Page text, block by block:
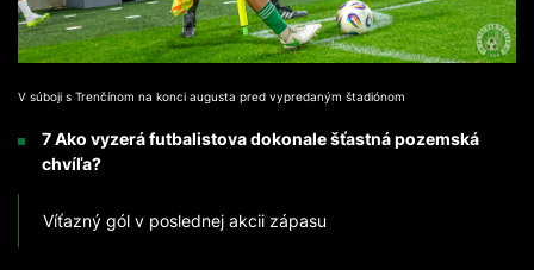
V súboji s Trenčínom na konci augusta pred vypredaným štadiónom
7 Ako vyzerá futbalistova dokonale šťastná pozemská
chvíľa?
Víťazný gól v poslednej akcii zápasu